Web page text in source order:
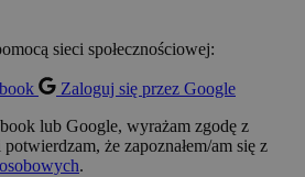
sieci społecznościowej:
Zaloguj się przez Google
lub Google, wyrażam zgodę z
potwierdzam, że zapoznałem/am się z
.